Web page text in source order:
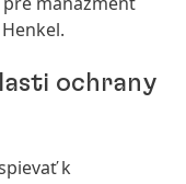
ochrany
k